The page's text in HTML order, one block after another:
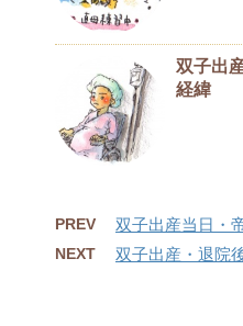
双子出
経緯
PREV 双子出産当日・
NEXT 双子出産・退院